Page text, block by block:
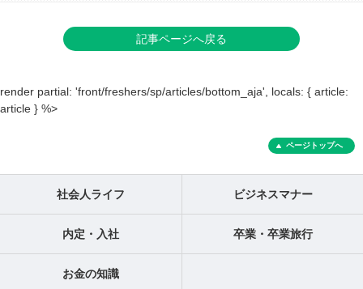
記事ページへ戻る
render partial: 'front/freshers/sp/articles/bottom_aja', locals: { article:
article } %>
ページトップへ
社会人ライフ ビジネスマナー
内定・入社 卒業・卒業旅行
お金の知識